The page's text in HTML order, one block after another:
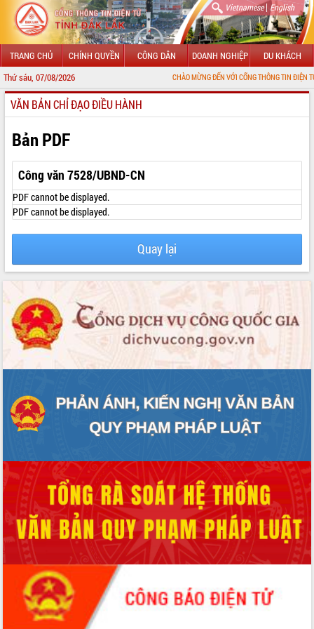
Vietnamese| English
TRANG CHỦ CHÍNH QUYỀN CÔNG DÂN DOANH NGHIỆP DU KHÁCH
Thứ sáu, 07/08/2026 CHÀO MỪNG ĐẾN VỚI CỔNG THÔNG TIN ĐIỆN TỬ TỈNH ĐẮK
GIỚI THIỆU
LÃNH ĐẠO UBND TỈNH
TIN TỨC SỰ KIỆN
SỞ, BAN, NGÀNH
UBND CÁC XÃ, PHƯỜNG
HỆ THỐNG VĂN BẢN
VĂN BẢN HĐND TỈNH
ĐIỂM TIN VĂN BẢN
QUY HOẠCH - KẾ HOẠCH
VĂN BẢN CHỈ ĐẠO ĐIỀU HÀNH
Bản PDF
Công văn 7528/UBND-CN
PDF cannot be displayed.
PDF cannot be displayed.
Quay lại